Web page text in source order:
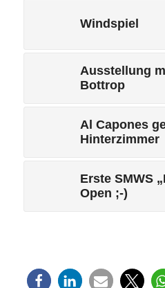
Windspiel
Ausstellung
Bottrop
Al Capones
Hinterzimmer
Erste SMWS
Open ;-)